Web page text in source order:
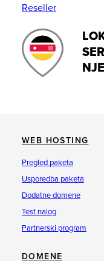
Reseller
WEB HOSTING
Pregled paketa
Usporedba paketa
Dodatne domene
Test nalog
Partnerski program
DOMENE